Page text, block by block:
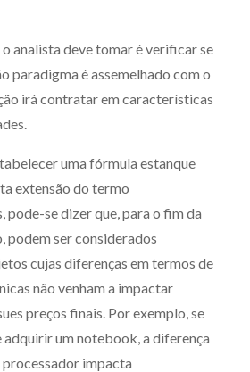
analista deve tomar é verificar se
paradigma é assemelhado com o
irá contratar em características
uma fórmula estanque
extensão do termo
pode-se dizer que, para o fim da
podem ser considerados
cujas diferenças em termos de
não venham a impactar
preços finais. Por exemplo, se
um notebook, a diferença
impacta